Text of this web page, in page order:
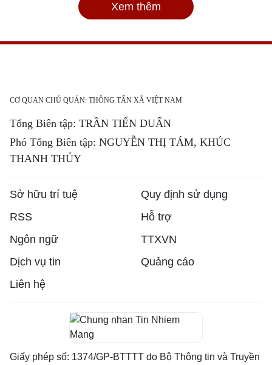
Xem thêm
CƠ QUAN CHỦ QUẢN: THÔNG TẤN XÃ VIỆT NAM
Tổng Biên tập: TRẦN TIẾN DUẨN
Phó Tổng Biên tập: NGUYỄN THỊ TÁM, KHÚC
THANH THỦY
Sở hữu trí tuệ
Quy định sử dụng
RSS
Hỗ trợ
Ngôn ngữ
TTXVN
Dịch vụ tin
Quảng cáo
Liên hệ
Giấy phép số: 1374/GP-BTTTT do Bộ Thông tin và Truyền